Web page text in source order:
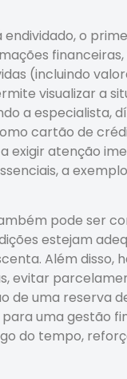
endividado, o
financeiras,
(incluindo
visualizar a
a especialista,
cartão de
exigir atenção
a
pode ser
estejam
Além disso,
evitar
de uma reserva
uma gestão
do tempo,